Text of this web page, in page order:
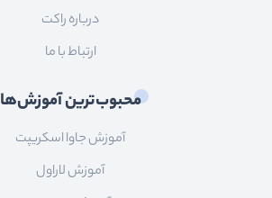
درباره راکت
ارتباط با ما
محبوب‌ترین آموزش‌ها
آموزش جاوا اسکریپت
آموزش لاراول